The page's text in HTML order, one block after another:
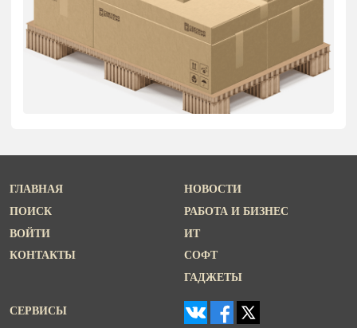
ГЛАВНАЯ
ПОИСК
ВОЙТИ
КОНТАКТЫ
НОВОСТИ
РАБОТА И БИЗНЕС
ИТ
СОФТ
ГАДЖЕТЫ
СЕРВИСЫ